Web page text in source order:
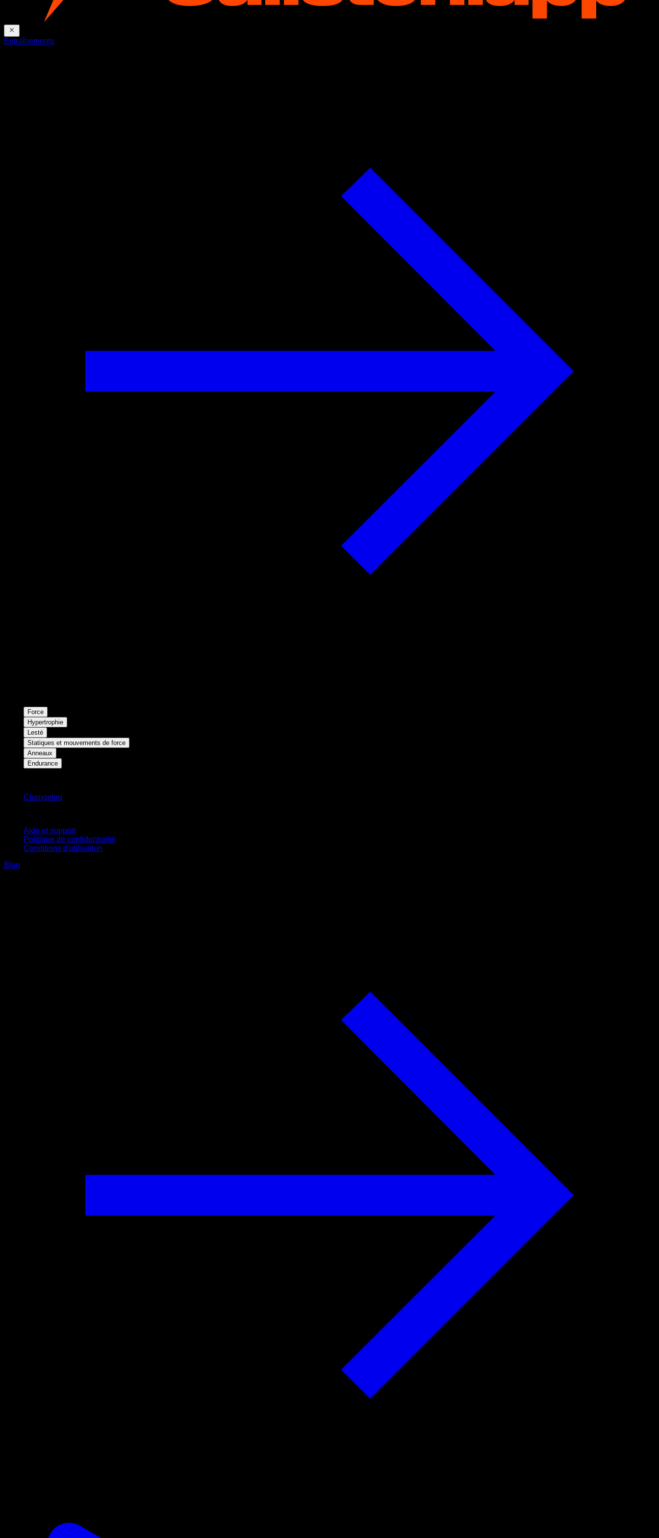
Entraînements
Force
Hypertrophie
Lesté
Statiques et mouvements de force
Anneaux
Endurance
Changelog
Aide et support
Politique de confidentialité
Conditions d'utilisation
Blog